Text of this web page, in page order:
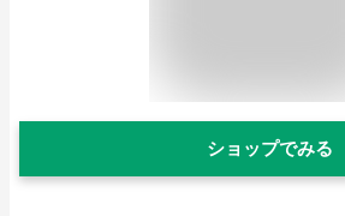
ショップでみる